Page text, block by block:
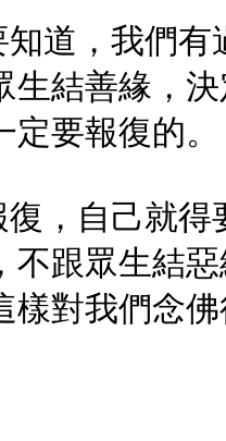
道，我們
生結善緣，
要報復的。
，自己就
不跟眾生結
樣對我們念